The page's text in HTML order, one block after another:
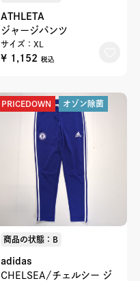
ATHLETA
ジャージパンツ
サイズ：XL
¥ 1,152 税込
PRICEDOWN オゾン除菌
商品の状態：B
adidas
CHELSEA/チェルシー ジ